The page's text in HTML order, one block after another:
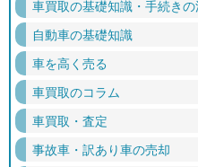
車買取の基礎知識・手続き
自動車の基礎知識
車を高く売る
車買取のコラム
車買取・査定
事故車・訳あり車の売却